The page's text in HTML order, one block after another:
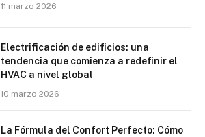
11 marzo 2026
Electrificación de edificios: una
tendencia que comienza a redefinir el
HVAC a nivel global
10 marzo 2026
La Fórmula del Confort Perfecto: Cómo